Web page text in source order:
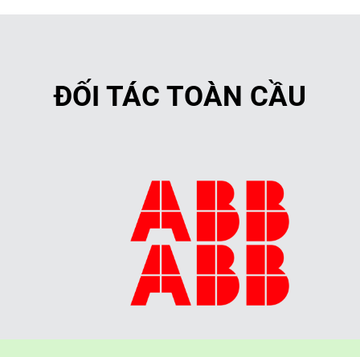
ĐỐI TÁC TOÀN CẦU